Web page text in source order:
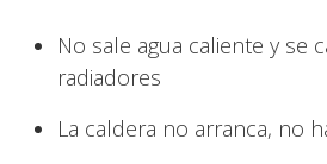
No sale agua caliente y se
radiadores
La caldera no arranca, no